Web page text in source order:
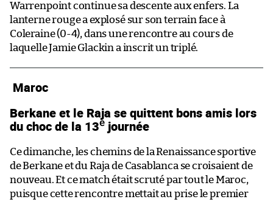
Warrenpoint continue sa descente aux enfers. La
lanterne rouge a explosé sur son terrain face à
Coleraine (0-4), dans une rencontre au cours de
laquelle Jamie Glackin a inscrit un triplé.
Maroc
Berkane et le Raja se quittent bons amis lors
du choc de la 13e journée
Ce dimanche, les chemins de la Renaissance sportive
de Berkane et du Raja de Casablanca se croisaient de
nouveau. Et ce match était scruté par tout le Maroc,
puisque cette rencontre mettait au prise le premier